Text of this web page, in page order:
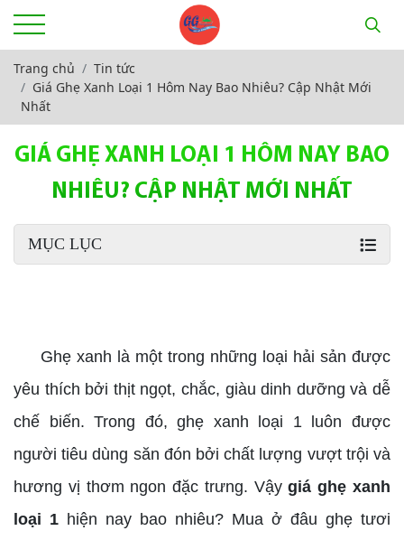
Trang chủ
Tin tức
Giá Ghẹ Xanh Loại 1 Hôm Nay Bao Nhiêu? Cập Nhật Mới
Nhất
GIÁ GHẸ XANH LOẠI 1 HÔM NAY BAO
NHIÊU? CẬP NHẬT MỚI NHẤT
MỤC LỤC
Ghẹ xanh là một trong những loại hải sản được
yêu thích bởi thịt ngọt, chắc, giàu dinh dưỡng và dễ
chế biến. Trong đó, ghẹ xanh loại 1 luôn được
người tiêu dùng săn đón bởi chất lượng vượt trội và
hương vị thơm ngon đặc trưng. Vậygiá ghẹ xanh
loại 1 hiện nay bao nhiêu? Mua ở đâu ghẹ tươi